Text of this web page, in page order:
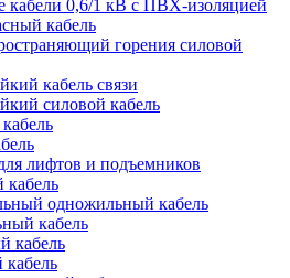
кабели 0,6/1 кВ с ПВХ-изоляцией
кабель
горения силовой
кабель связи
силовой кабель
лифтов и подъемников
кабель
одножильный кабель
кабель
кабель
кабель